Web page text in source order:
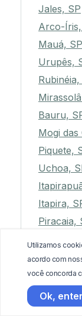
Jales, SP
Arco-
Mauá, SP
Urupês,
Rubinéia,
Bauru,
Mogi das
Piquete,
Uchoa,
Itapira,
Piracaia,
Jaci, SP
Itobi, SP
Novo
Santa
Utilizamos
acordo com
você concorda
Ok,